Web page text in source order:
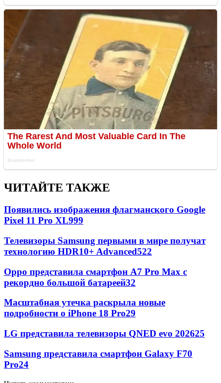
ЧИТАЙТЕ ТАКЖЕ
Появились изображения флагманского Google
Pixel 11 Pro XL999
Телевизоры Samsung первыми в мире получат
технологию HDR10+ Advanced522
Oppo представила смартфон A7 Pro Max с
рекордно большой батареей32
Масштабная утечка раскрыла новые
подробности о iPhone 18 Pro29
LG представила телевизоры QNED evo 202625
Samsung представила смартфон Galaxy F70
Pro24